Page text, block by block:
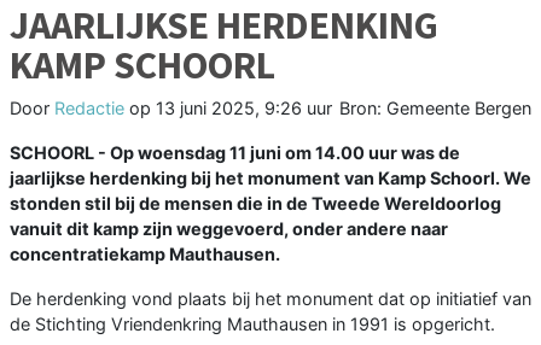
JAARLIJKSE HERDENKING
KAMP SCHOORL
Door Redactie op 13 juni 2025, 9:26 uur Bron: Gemeente Bergen
SCHOORL - Op woensdag 11 juni om 14.00 uur was de
jaarlijkse herdenking bij het monument van Kamp Schoorl. We
stonden stil bij de mensen die in de Tweede Wereldoorlog
vanuit dit kamp zijn weggevoerd, onder andere naar
concentratiekamp Mauthausen.
De herdenking vond plaats bij het monument dat op initiatief van
de Stichting Vriendenkring Mauthausen in 1991 is opgericht.